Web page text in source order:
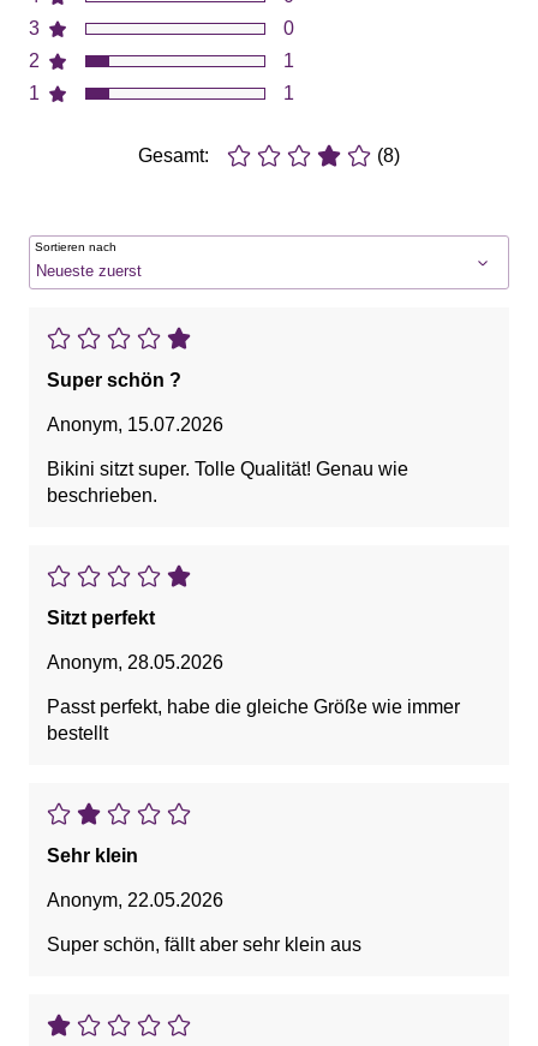
3
2
1
0
1
1
Gesamt: (8)
Sortieren nach
Super schön ?
Anonym, 15.07.2026
Bikini sitzt super. Tolle Qualität! Genau wie
beschrieben.
Sitzt perfekt
Anonym, 28.05.2026
Passt perfekt, habe die gleiche Größe wie immer
bestellt
Sehr klein
Anonym, 22.05.2026
Super schön, fällt aber sehr klein aus